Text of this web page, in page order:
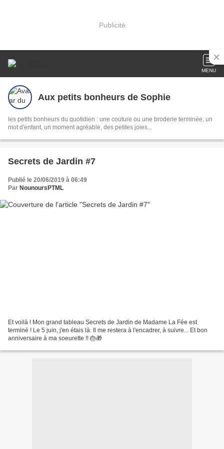
Publicité
MENU
Aux petits bonheurs de Sophie
les petits bonheurs du quotidien : une couture ou une broderie terminée, un
mot d'enfant, un moment agréable, des petites joies...
Secrets de Jardin #7
Publié le 20/06/2019 à 06:49
Par NounoursPTML
Et voilà ! Mon grand tableau Secrets de Jardin de Madame La Fée est
terminé ! Le 5 juin, j'en étais là. Il me restera à l'encadrer, à suivre... Et bon
anniversaire à ma soeurette !! 🎂🎁